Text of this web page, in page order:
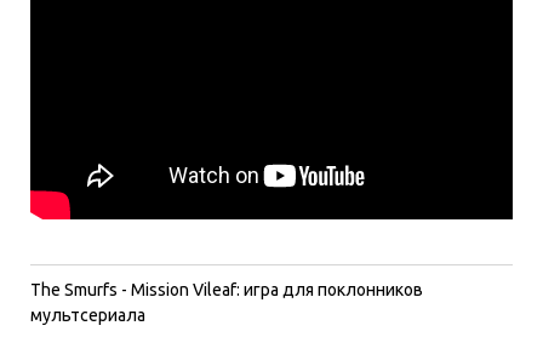
The Smurfs - Mission Vileaf: игра для поклонников
мультсериала